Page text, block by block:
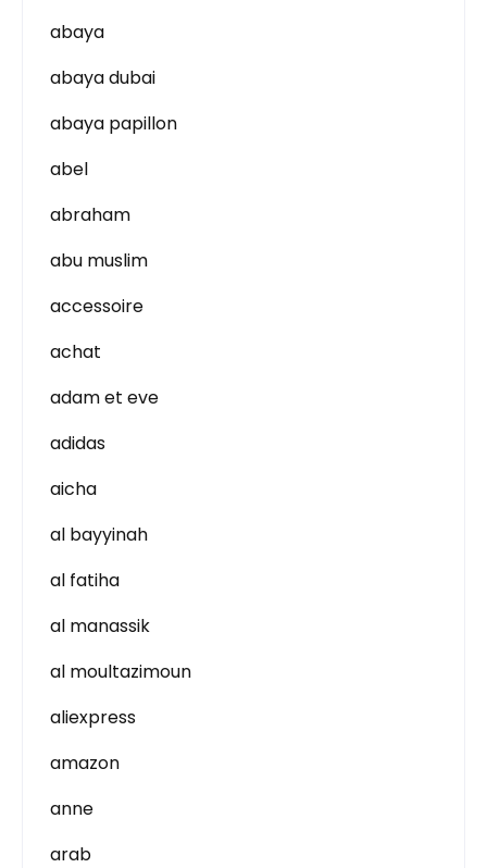
abaya
abaya dubai
abaya papillon
abel
abraham
abu muslim
accessoire
achat
adam et eve
adidas
aicha
al bayyinah
al fatiha
al manassik
al moultazimoun
aliexpress
amazon
anne
arab